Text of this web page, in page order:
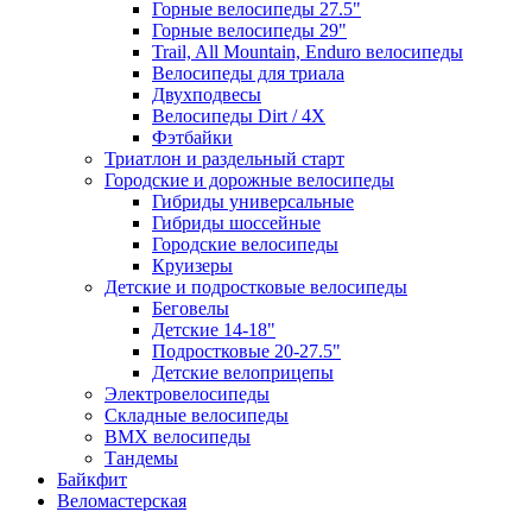
Горные велосипеды 27.5"
Горные велосипеды 29"
Trail, All Mountain, Enduro велосипеды
Велосипеды для триала
Двухподвесы
Велосипеды Dirt / 4X
Фэтбайки
Триатлон и раздельный старт
Городские и дорожные велосипеды
Гибриды универсальные
Гибриды шоссейные
Городские велосипеды
Круизеры
Детские и подростковые велосипеды
Беговелы
Детские 14-18"
Подростковые 20-27.5"
Детские велоприцепы
Электровелосипеды
Складные велосипеды
BMX велосипеды
Тандемы
Байкфит
Веломастерская